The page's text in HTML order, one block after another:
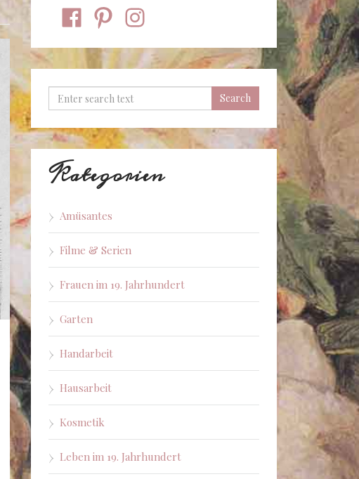
facebookpinterestinstagram
Kategorien
Amüsantes
Filme & Serien
Frauen im 19. Jahrhundert
Garten
Handarbeit
Hausarbeit
Kosmetik
Leben im 19. Jahrhundert